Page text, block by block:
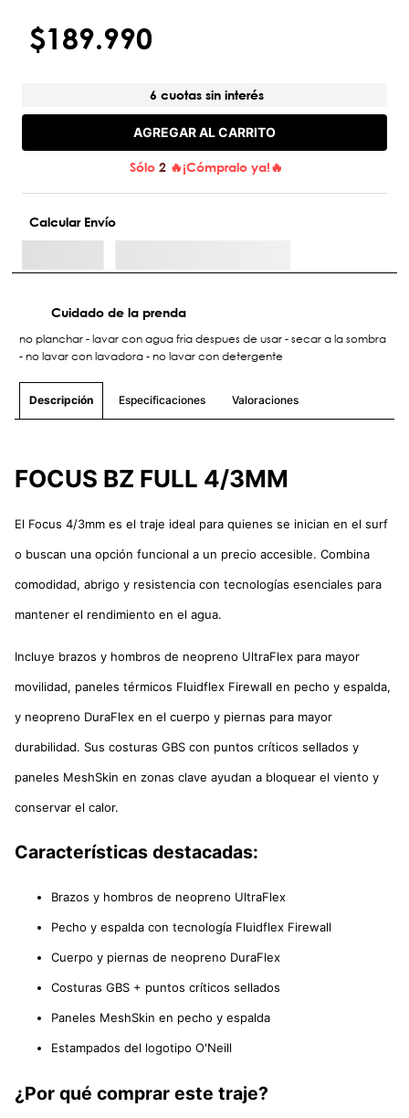
$189.990
6 cuotas sin interés
AGREGAR AL CARRITO
Sólo2 🔥¡Cómpralo ya!🔥
Calcular Envío
Cuidado de la prenda
no planchar - lavar con agua fria despues de usar - secar a la sombra
- no lavar con lavadora - no lavar con detergente
Descripción Especificaciones Valoraciones
FOCUS BZ FULL 4/3MM
El Focus 4/3mm es el traje ideal para quienes se inician en el surf
o buscan una opción funcional a un precio accesible. Combina
comodidad, abrigo y resistencia con tecnologías esenciales para
mantener el rendimiento en el agua.
Incluye brazos y hombros de neopreno UltraFlex para mayor
movilidad, paneles térmicos Fluidflex Firewall en pecho y espalda,
y neopreno DuraFlex en el cuerpo y piernas para mayor
durabilidad. Sus costuras GBS con puntos críticos sellados y
paneles MeshSkin en zonas clave ayudan a bloquear el viento y
conservar el calor.
Características destacadas:
Brazos y hombros de neopreno UltraFlex
Pecho y espalda con tecnología Fluidflex Firewall
Cuerpo y piernas de neopreno DuraFlex
Costuras GBS + puntos críticos sellados
Paneles MeshSkin en pecho y espalda
Estampados del logotipo O'Neill
¿Por qué comprar este traje?